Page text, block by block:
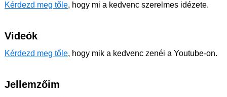
Kérdezd meg tőle, hogy mi a kedvenc szerelmes idézete.
Videók
Kérdezd meg tőle, hogy mik a kedvenc zenéi a Youtube-on.
Jellemzőim